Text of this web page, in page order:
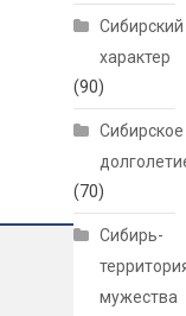
Сибирский
характер
(90)
Сибирское
(70)
Сибирь-
мужества